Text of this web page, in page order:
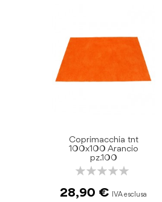
Coprimacchia tnt
100x100 Arancio
pz.100
Rating:
28,90 €